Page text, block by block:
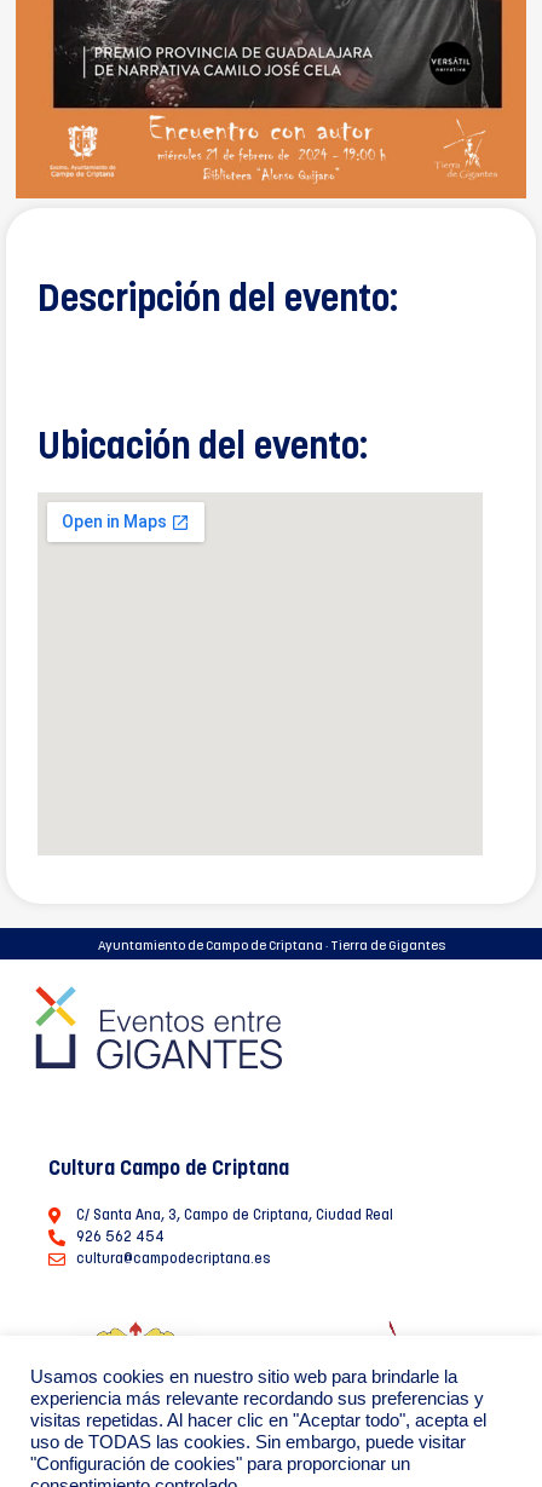
Descripción del evento:
Ubicación del evento:
Ayuntamiento de Campo de Criptana · Tierra de Gigantes
Cultura Campo de Criptana
C/ Santa Ana, 3, Campo de Criptana, Ciudad Real
926 562 454
cultura@campodecriptana.es
Usamos cookies en nuestro sitio web para brindarle la
experiencia más relevante recordando sus preferencias y
visitas repetidas. Al hacer clic en "Aceptar todo", acepta el
uso de TODAS las cookies. Sin embargo, puede visitar
"Configuración de cookies" para proporcionar un